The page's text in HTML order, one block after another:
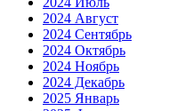
2024 Август
2024 Сентябрь
2024 Октябрь
2024 Ноябрь
2024 Декабрь
2025 Январь